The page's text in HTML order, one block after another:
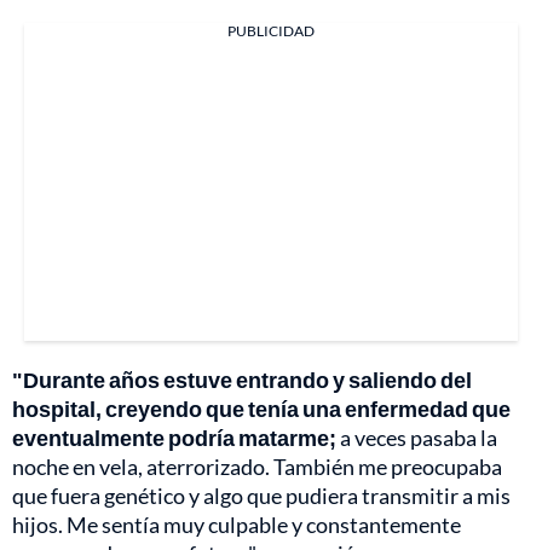
PUBLICIDAD
"Durante años estuve entrando y saliendo del
hospital, creyendo que tenía una enfermedad que
eventualmente podría matarme;a veces pasaba la
noche en vela, aterrorizado. También me preocupaba
que fuera genético y algo que pudiera transmitir a mis
hijos. Me sentía muy culpable y constantemente